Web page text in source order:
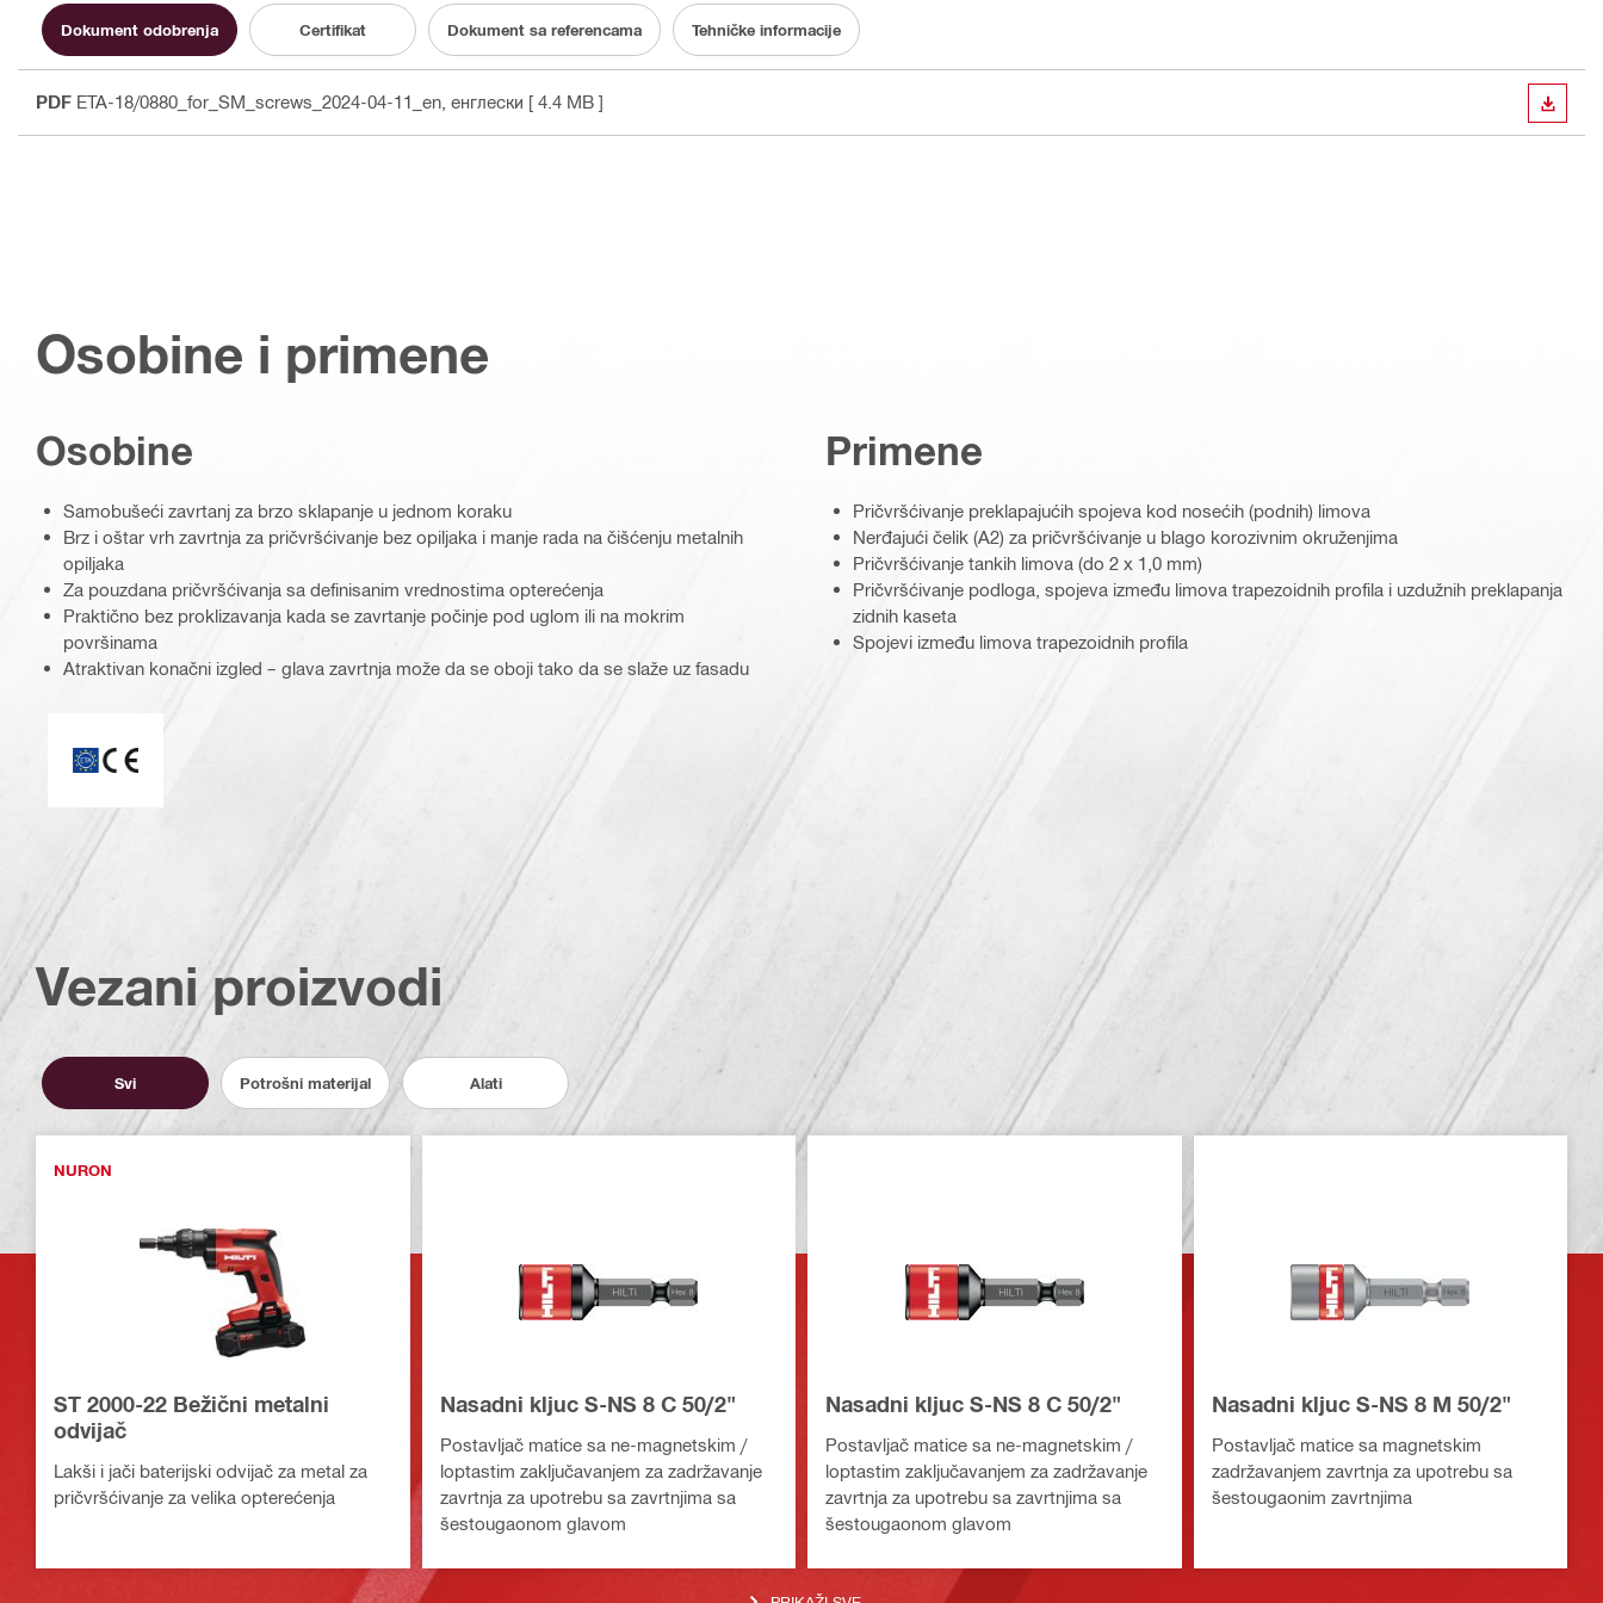
Dokument odobrenja Certifikat Dokument sa referencama Tehničke informacije
PDF ETA-18/0880_for_SM_screws_2024-04-11_en , енглески [ 4.4 MB ]
Osobine i primene
Osobine
Samobušeći zavrtanj za brzo sklapanje u jednom koraku
Brz i oštar vrh zavrtnja za pričvršćivanje bez opiljaka i manje rada na čišćenju metalnih
opiljaka
Za pouzdana pričvršćivanja sa definisanim vrednostima opterećenja
Praktično bez proklizavanja kada se zavrtanje počinje pod uglom ili na mokrim
površinama
Atraktivan konačni izgled – glava zavrtnja može da se oboji tako da se slaže uz fasadu
Primene
Pričvršćivanje preklapajućih spojeva kod nosećih (podnih) limova
Nerđajući čelik (A2) za pričvršćivanje u blago korozivnim okruženjima
Pričvršćivanje tankih limova (do 2 x 1,0 mm)
Pričvršćivanje podloga, spojeva između limova trapezoidnih profila i uzdužnih preklapanja
zidnih kaseta
Spojevi između limova trapezoidnih profila
Vezani proizvodi
Svi Potrošni materijal Alati
NURON
ST 2000-22 Bežični metalni
odvijač
Lakši i jači baterijski odvijač za metal za
pričvršćivanje za velika opterećenja
Nasadni kljuc S-NS 8 C 50/2"
Postavljač matice sa ne-magnetskim /
loptastim zaključavanjem za zadržavanje
zavrtnja za upotrebu sa zavrtnjima sa
šestougaonom glavom
Nasadni kljuc S-NS 8 C 50/2"
Postavljač matice sa ne-magnetskim /
loptastim zaključavanjem za zadržavanje
zavrtnja za upotrebu sa zavrtnjima sa
šestougaonom glavom
Nasadni kljuc S-NS 8 M 50/2"
Postavljač matice sa magnetskim
zadržavanjem zavrtnja za upotrebu sa
šestougaonim zavrtnjima